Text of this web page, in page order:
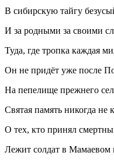
В сибирскую тайгу
И за родными за своими
Туда, где тропка каждая
Он не придёт уже после
На пепелище прежнего
Святая память никогда не
О тех, кто принял
Лежит солдат в Мамаевом